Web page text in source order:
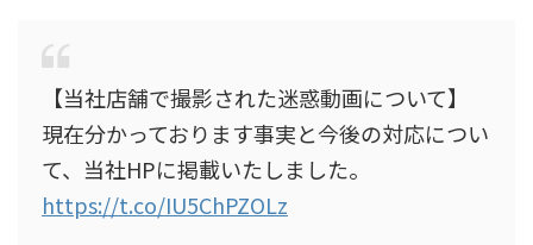
【当社店舗で撮影された迷惑動画について】
現在分かっております事実と今後の対応につい
て、当社HPに掲載いたしました。
https://t.co/IU5ChPZOLz